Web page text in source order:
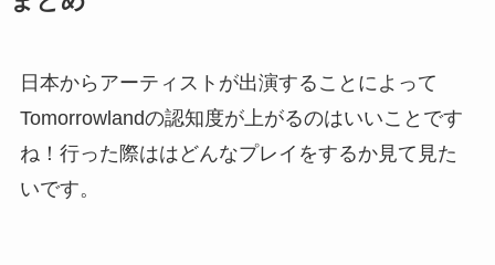
日本からアーティストが出演することによって
Tomorrowlandの認知度が上がるのはいいことです
ね！行った際ははどんなプレイをするか見て見た
いです。